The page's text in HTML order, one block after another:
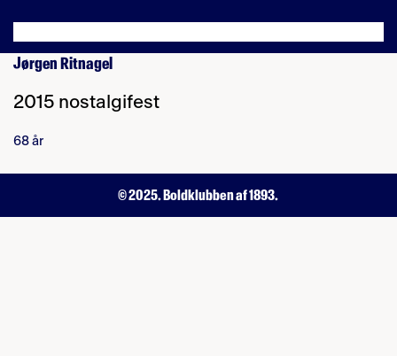
Jørgen Ritnagel
2015 nostalgifest
68 år
© 2025. Boldklubben af 1893.